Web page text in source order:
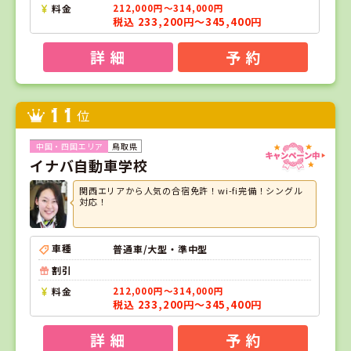
料金
212,000円～314,000円
税込 233,200円～345,400円
詳 細 予 約
11 位
鳥取県
イナバ自動車学校
関西エリアから人気の合宿免許！wi-fi完備！シングル
対応！
車種
普通車/大型・準中型
割引
料金
212,000円～314,000円
税込 233,200円～345,400円
詳 細 予 約